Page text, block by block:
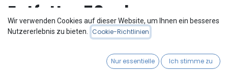
Entfetter 50 ml
Wir verwenden Cookies auf dieser Website, um Ihnen ein besseres
Nutzererlebnis zu bieten.
Cookie-Richtlinien
Nur essentielle Ich stimme zu